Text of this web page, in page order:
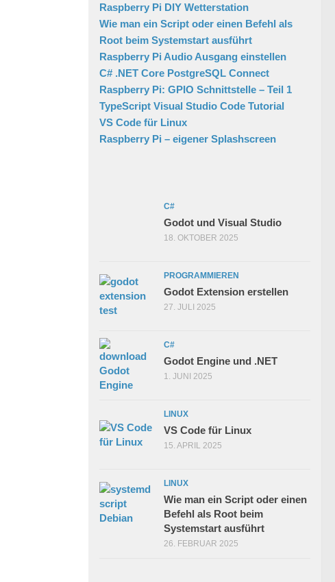
Raspberry Pi DIY Wetterstation
Wie man ein Script oder einen Befehl als
Root beim Systemstart ausführt
Raspberry Pi Audio Ausgang einstellen
C# .NET Core PostgreSQL Connect
Raspberry Pi: GPIO Schnittstelle – Teil 1
TypeScript Visual Studio Code Tutorial
VS Code für Linux
Raspberry Pi – eigener Splashscreen
C#
Godot und Visual Studio
18. OKTOBER 2025
PROGRAMMIEREN
Godot Extension erstellen
27. JULI 2025
C#
Godot Engine und .NET
1. JUNI 2025
LINUX
VS Code für Linux
15. APRIL 2025
LINUX
Wie man ein Script oder einen
Befehl als Root beim
Systemstart ausführt
26. FEBRUAR 2025